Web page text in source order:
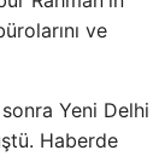
ve
Yeni Delhi
Haberde